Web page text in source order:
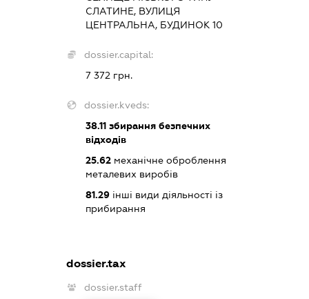
СЛАТИНЕ, ВУЛИЦЯ
ЦЕНТРАЛЬНА, БУДИНОК 10
dossier.capital:
7 372 грн.
dossier.kveds:
38.11 збирання безпечних
відходів
25.62 механічне оброблення
металевих виробів
81.29 інші види діяльності із
прибирання
dossier.tax
dossier.staff